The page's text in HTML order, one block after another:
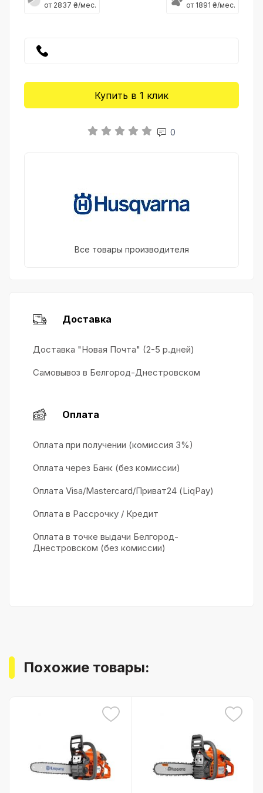
от 2837 ₴/мес.
от 1891 ₴/мес.
Купить в 1 клик
0
Все товары производителя
Доставка
Доставка "Новая Почта" (2-5 р.дней)
Самовывоз в Белгород-Днестровском
Оплата
Оплата при получении (комиссия 3%)
Оплата через Банк (без комиссии)
Оплата Visa/Mastercard/Приват24 (LiqPay)
Оплата в Рассрочку / Кредит
Оплата в точке выдачи Белгород-
Днестровском (без комиссии)
Похожие товары: